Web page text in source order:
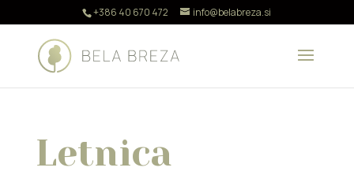
+386 40 670 472 info@belabreza.si
Letnica